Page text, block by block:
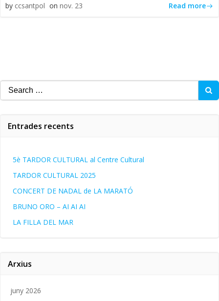
by ccsantpol on nov. 23 Read more
Search
for:
Entrades recents
5è TARDOR CULTURAL al Centre Cultural
TARDOR CULTURAL 2025
CONCERT DE NADAL de LA MARATÓ
BRUNO ORO – AI AI AI
LA FILLA DEL MAR
Arxius
juny 2026